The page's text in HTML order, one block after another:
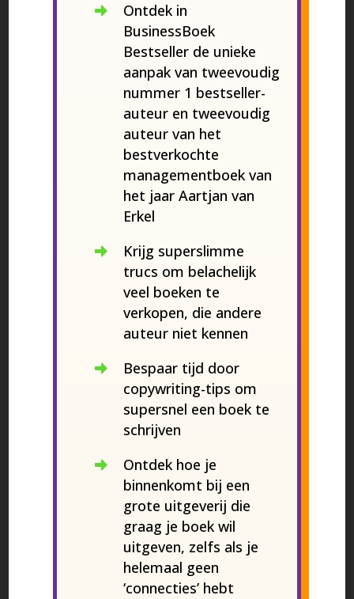
Ontdek in
BusinessBoek
Bestseller de unieke
aanpak van tweevoudig
nummer 1 bestseller-
auteur en tweevoudig
auteur van het
bestverkochte
managementboek van
het jaar Aartjan van
Erkel
Krijg superslimme
trucs om belachelijk
veel boeken te
verkopen, die andere
auteur niet kennen
Bespaar tijd door
copywriting-tips om
supersnel een boek te
schrijven
Ontdek hoe je
binnenkomt bij een
grote uitgeverij die
graag je boek wil
uitgeven, zelfs als je
helemaal geen
‘connecties’ hebt